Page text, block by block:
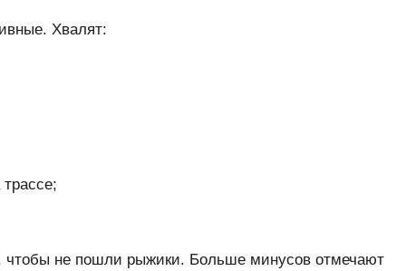
Хвалят:
не пошли рыжики. Больше минусов отмечают